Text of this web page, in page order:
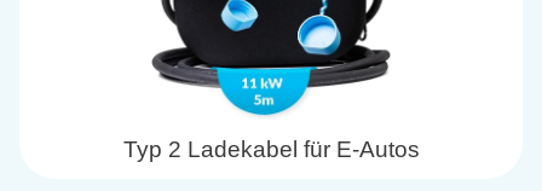
Typ 2 Ladekabel für E-Autos